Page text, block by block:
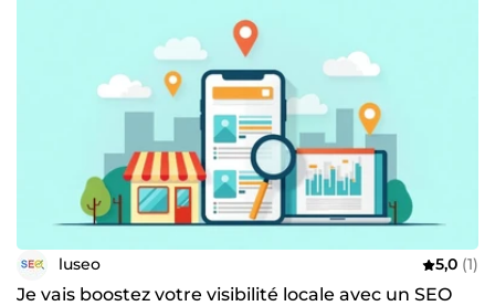
luseo 5,0 (1)
Je vais boostez votre visibilité locale avec un SEO